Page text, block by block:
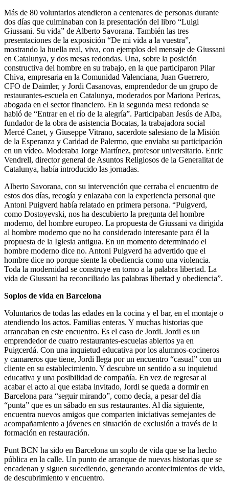
Más de 80 voluntarios atendieron a centenares de personas durante
dos días que culminaban con la presentación del libro “Luigi
Giussani. Su vida” de Alberto Savorana. También las tres
presentaciones de la exposición “De mi vida a la vuestra”,
mostrando la huella real, viva, con ejemplos del mensaje de Giussani
en Catalunya, y dos mesas redondas. Una, sobre la posición
constructiva del hombre en su trabajo, en la que participaron Pilar
Chiva, empresaria en la Comunidad Valenciana, Juan Guerrero,
CFO de Daimler, y Jordi Casanovas, emprendedor de un grupo de
restaurantes-escuela en Catalunya, moderados por Mariona Pericas,
abogada en el sector financiero. En la segunda mesa redonda se
habló de “Entrar en el río de la alegría”. Participaban Jesús de Alba,
fundador de la obra de asistencia Bocatas, la trabajadora social
Mercé Canet, y Giuseppe Vitrano, sacerdote salesiano de la Misión
de la Esperanza y Caridad de Palermo, que enviaba su participación
en un vídeo. Moderaba Jorge Martínez, profesor universitario. Enric
Vendrell, director general de Asuntos Religiosos de la Generalitat de
Catalunya, había introducido las jornadas.
Alberto Savorana, con su intervención que cerraba el encuentro de
estos dos días, recogía y enlazaba con la experiencia personal que
Antoni Puigverd había relatado en primera persona. “Puigverd,
como Dostoyevski, nos ha descubierto la pregunta del hombre
moderno, del hombre europeo. La propuesta de Giussani va dirigida
al hombre moderno que no ha considerado interesante para él la
propuesta de la Iglesia antigua. En un momento determinado el
hombre moderno dice no. Antoni Puigverd ha advertido que el
hombre dice no porque siente la obediencia como una violencia.
Toda la modernidad se construye en torno a la palabra libertad. La
vida de Giussani ha reconciliado las palabras libertad y obediencia”.
Soplos de vida en Barcelona
Voluntarios de todas las edades en la cocina y el bar, en el montaje o
atendiendo los actos. Familias enteras. Y muchas historias que
arrancaban en este encuentro. Es el caso de Jordi. Jordi es un
emprendedor de cuatro restaurantes-escuelas abiertos ya en
Puigcerdá. Con una inquietud educativa por los alumnos-cocineros
y camareros que tiene, Jordi llega por un encuentro “casual” con un
cliente en su establecimiento. Y descubre un sentido a su inquietud
educativa y una posibilidad de compañía. En vez de regresar al
acabar el acto al que estaba invitado, Jordi se queda a dormir en
Barcelona para “seguir mirando”, como decía, a pesar del día
“punta” que es un sábado en sus restaurantes. Al día siguiente,
encuentra nuevos amigos que comparten iniciativas semejantes de
acompañamiento a jóvenes en situación de exclusión a través de la
formación en restauración.
Punt BCN ha sido en Barcelona un soplo de vida que se ha hecho
pública en la calle. Un punto de arranque de nuevas historias que se
encadenan y siguen sucediendo, generando acontecimientos de vida,
de descubrimiento y encuentro.